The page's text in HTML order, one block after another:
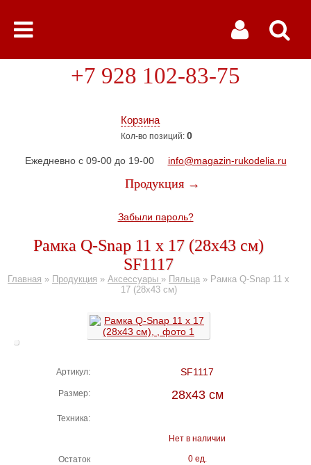
Корзина
Кол-во позиций: 0
+7 928 102-83-75
Ежедневно с 09-00 до 19-00 info@magazin-rukodelia.ru
Продукция →
Забыли пароль?
Рамка Q-Snap 11 х 17 (28х43 см)
SF1117
Главная » Продукция » Аксессуары » Пяльца » Рамка Q-Snap 11 х
17 (28х43 см)
Артикул: SF1117
Размер: 28х43 см
Техника:
Нет в наличии
Остаток 0 ед.